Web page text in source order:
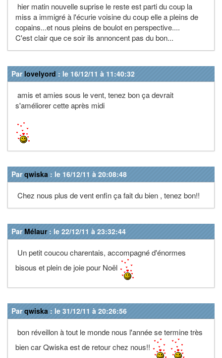
hier matin nouvelle suprise le reste est parti du coup la
miss a immigré à l'écurie voisine du coup elle a pleins de
copains...et nous pleins de boulot en perspective....
C'est clair que ce soir ils annoncent pas du bon...
Par lovelyord : le 16/12/11 à 11:40:32
amis et amies sous le vent, tenez bon ça devrait
s'améliorer cette après midi
Parqwiska : le 16/12/11 à 20:08:48
Chez nous plus de vent enfin ça fait du bien , tenez bon!!
Par Mélaur: le 22/12/11 à 23:32:44
Un petit coucou charentais, accompagné d'énormes
bisous et plein de joie pour Noël
Parqwiska : le 31/12/11 à 20:26:56
bon réveillon à tout le monde nous l'année se termine très
bien car Qwiska est de retour chez nous!!